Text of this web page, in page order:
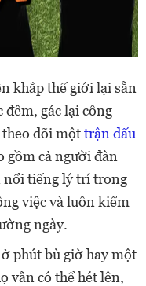
khắp thế giới lại sẵn
gác lại công
theo dõi mộttrận đấu
gồm cả người đàn
nổi tiếng lý trí trong
việc và luôn kiểm
ngày.
phút bù giờ hay một
vẫn có thể hét lên,